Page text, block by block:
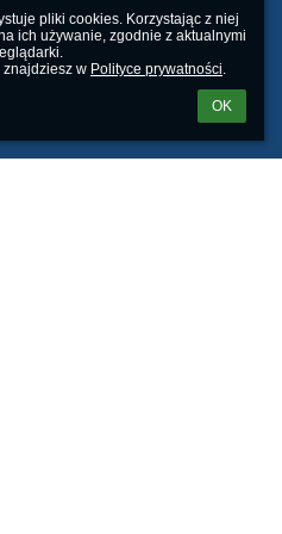
pliki cookies. Korzystając z niej
ich używanie, zgodnie z aktualnymi
w Polityce prywatności.
OK